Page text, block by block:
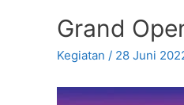
Grand
Kegiatan / 28 Juni